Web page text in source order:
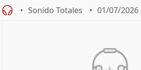
Sonido Totales 01/07/2026